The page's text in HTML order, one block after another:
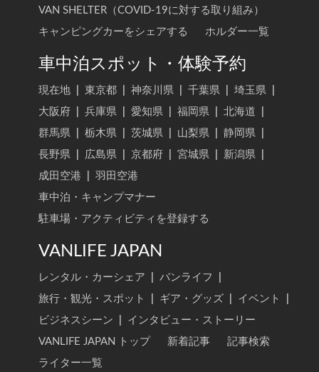
VAN SHELTER（COVID-19に対する取り組み）
キャンピングカーをシェアする
ホルダー一覧
車中泊スポット・体験予約
現在地 東京都 神奈川県 千葉県 埼玉県
大阪府
兵庫県 愛知県 福岡県 北海道
群馬県
栃木県 茨城県 山梨県 静岡県
長野県
広島県 京都府 宮城県 新潟県
成田空港
羽田空港
車中泊・キャンプマナー
駐車場・アクティビティを登録する
VANLIFE JAPAN
レンタル・カーシェア バンライフ
旅行・観光・スポット
ギア・グッズ イベント
ビジネスシーン
インタビュー・ストーリー
VANLIFE JAPAN トップ
新着記事
記事検索
ライター一覧